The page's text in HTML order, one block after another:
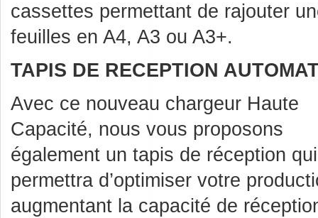
cassettes permettant de rajouter
feuilles en A4, A3 ou A3+.
TAPIS DE RECEPTION
Avec ce nouveau chargeur Haute
Capacité, nous vous proposons
également un tapis de réception
permettra d’optimiser votre
augmentant la capacité de